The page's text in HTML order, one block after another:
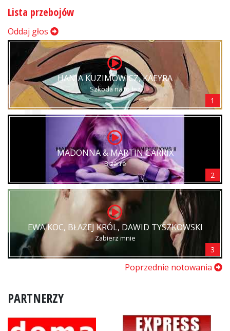
Lista przebojów
Oddaj głos
HANIA KUZIMOWICZ, KAEYRA
Szkoda na to łez
1
MADONNA & MARTIN GARRIX
Bizarre
2
EWA KOC, BŁAŻEJ KRÓL, DAWID TYSZKOWSKI
Zabierz mnie
3
Poprzednie notowania
PARTNERZY